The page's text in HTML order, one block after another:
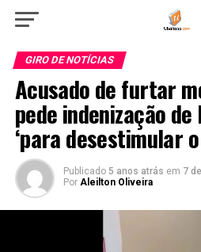
GIRO DE NOTÍCIAS
Acusado de furtar
pede indenização de
‘para desestimular
Publicado 5 anos atrás em 7
Por Aleilton Oliveira